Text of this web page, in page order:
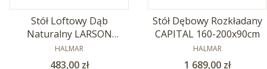
Stół Loftowy Dąb
Naturalny LARSON
120x80cm
PRODUCENT
HALMAR
Cena
483,00 zł
Stół Dębowy Rozkładany
CAPITAL 160-200x90cm
PRODUCENT
HALMAR
Cena
1 689,00 zł